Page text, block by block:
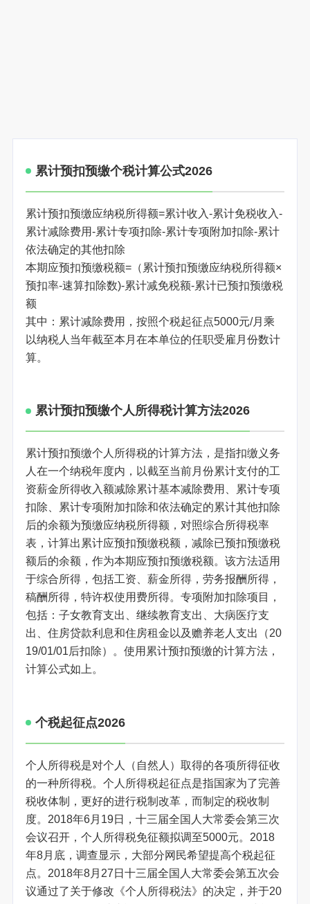
累计预扣预缴个税计算公式2026
累计预扣预缴应纳税所得额=累计收入-累计免税收入-
累计减除费用-累计专项扣除-累计专项附加扣除-累计
依法确定的其他扣除
本期应预扣预缴税额=（累计预扣预缴应纳税所得额×
预扣率-速算扣除数)-累计减免税额-累计已预扣预缴税
额
其中：累计减除费用，按照个税起征点5000元/月乘
以纳税人当年截至本月在本单位的任职受雇月份数计
算。
累计预扣预缴个人所得税计算方法2026
累计预扣预缴个人所得税的计算方法，是指扣缴义务
人在一个纳税年度内，以截至当前月份累计支付的工
资薪金所得收入额减除累计基本减除费用、累计专项
扣除、累计专项附加扣除和依法确定的累计其他扣除
后的余额为预缴应纳税所得额，对照综合所得税率
表，计算出累计应预扣预缴税额，减除已预扣预缴税
额后的余额，作为本期应预扣预缴税额。该方法适用
于综合所得，包括工资、薪金所得，劳务报酬所得，
稿酬所得，特许权使用费所得。专项附加扣除项目，
包括：子女教育支出、继续教育支出、大病医疗支
出、住房贷款利息和住房租金以及赡养老人支出（20
19/01/01后扣除）。使用累计预扣预缴的计算方法，
计算公式如上。
个税起征点2026
个人所得税是对个人（自然人）取得的各项所得征收
的一种所得税。个人所得税起征点是指国家为了完善
税收体制，更好的进行税制改革，而制定的税收制
度。2018年6月19日，十三届全国人大常委会第三次
会议召开，个人所得税免征额拟调至5000元。2018
年8月底，调查显示，大部分网民希望提高个税起征
点。2018年8月27日十三届全国人大常委会第五次会
议通过了关于修改《个人所得税法》的决定，并于20